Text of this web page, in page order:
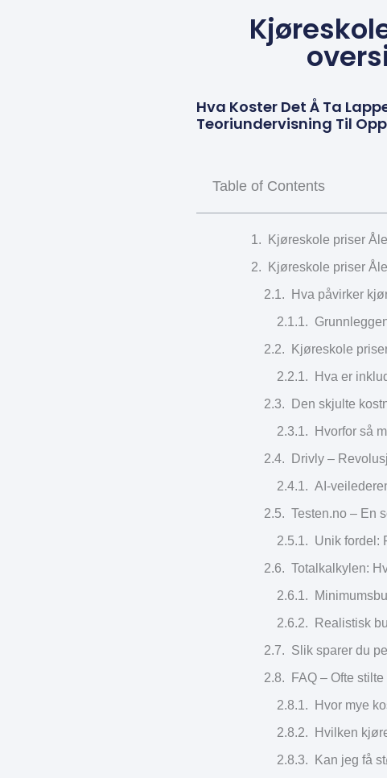
Hva Koster Det Å Ta
Teoriundervisning Til
Table of Contents
Kjøreskole priser
Kjøreskole priser
Hva påvirker
Kjøreskole
Hva er
Den skjulte
Hvorfor så
Drivly –
AI-
Testen.no – En
Unik fordel:
Totalkalkylen:
Realistisk
Slik sparer du
FAQ – Ofte
Hvor mye
Hvilken
Kan jeg få